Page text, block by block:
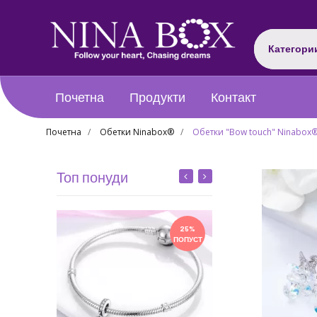
Почетна Продукти Контакт
Почетна Обетки Ninabox® Обетки "Bow touch"
Топ понуди
25%
ПОПУСТ